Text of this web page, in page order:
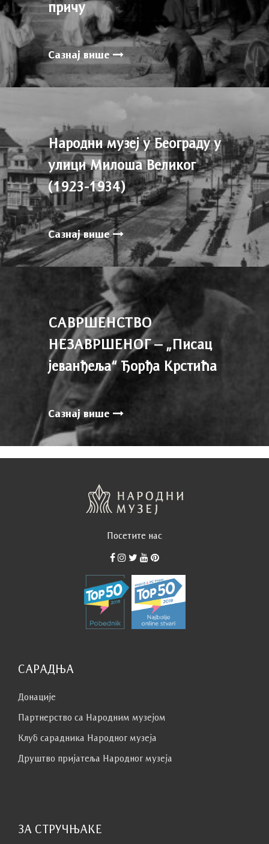
причу
Сазнај више
Народни музеј у Београду у
улици Милоша Великог
(1923-1934)
Сазнај више
САВРШЕНСТВО
НЕЗАВРШЕНОГ – „Писац
јеванђеља“ Ђорђа Крстића
Сазнај више
Посетите нас
САРАДЊА
Донације
Партнерство са Народним музејoм
Клуб сaрaдникa Народног музеја
Друштво пријатеља Народног музеја
ЗА СТРУЧЊАКЕ